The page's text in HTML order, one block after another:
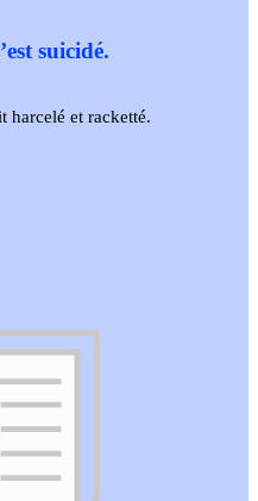
suicidé.
harcelé et racketté.